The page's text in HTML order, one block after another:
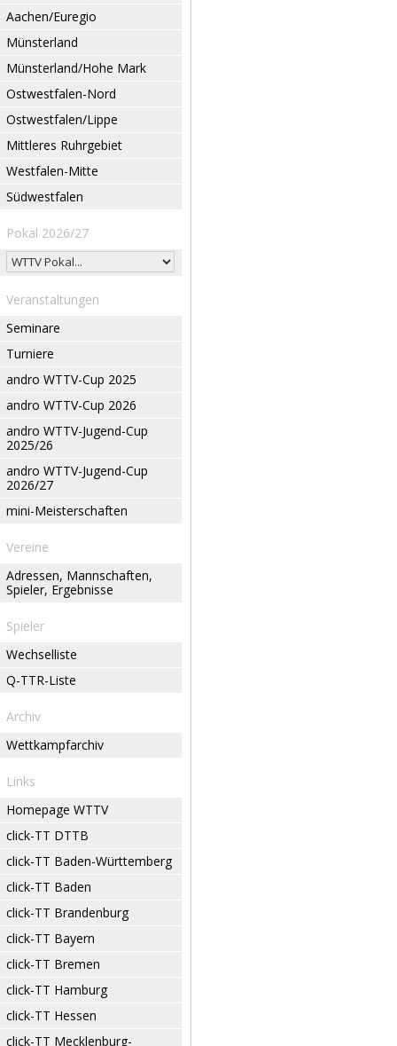
Aachen/Euregio
Münsterland
Münsterland/Hohe Mark
Ostwestfalen-Nord
Ostwestfalen/Lippe
Mittleres Ruhrgebiet
Westfalen-Mitte
Südwestfalen
Pokal 2026/27
Veranstaltungen
Seminare
Turniere
andro WTTV-Cup 2025
andro WTTV-Cup 2026
andro WTTV-Jugend-Cup
2025/26
andro WTTV-Jugend-Cup
2026/27
mini-Meisterschaften
Vereine
Adressen, Mannschaften,
Spieler, Ergebnisse
Spieler
Wechselliste
Q-TTR-Liste
Archiv
Wettkampfarchiv
Links
Homepage WTTV
click-TT DTTB
click-TT Baden-Württemberg
click-TT Baden
click-TT Brandenburg
click-TT Bayern
click-TT Bremen
click-TT Hamburg
click-TT Hessen
click-TT Mecklenburg-